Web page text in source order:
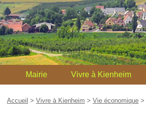
Mairie Vivre à Kienheim
Accueil > Vivre à Kienheim > Vie économique >